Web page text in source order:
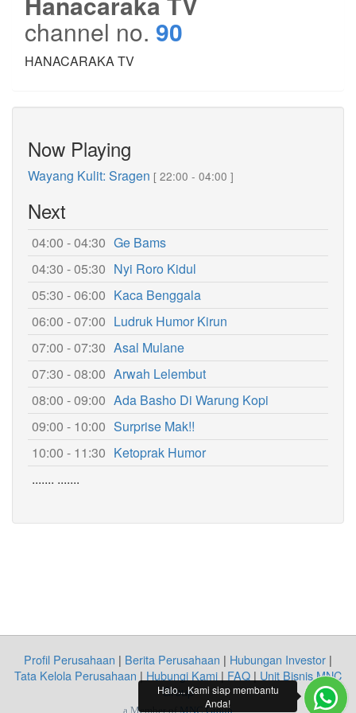
channel no. 90
HANACARAKA TV
Now Playing
Wayang Kulit: Sragen [ 22:00 - 04:00 ]
Next
04:00 - 04:30 Ge Bams
04:30 - 05:30 Nyi Roro Kidul
05:30 - 06:00 Kaca Benggala
06:00 - 07:00 Ludruk Humor Kirun
07:00 - 07:30 Asal Mulane
07:30 - 08:00 Arwah Lelembut
08:00 - 09:00 Ada Basho Di Warung Kopi
09:00 - 10:00 Surprise Mak!!
10:00 - 11:30 Ketoprak Humor
....... .......
Profil Perusahaan | Berita Perusahaan | Hubungan Investor |
Tata Kelola Perusahaan | Hubungi Kami | FAQ | Unit Bisnis MNC
Group
a Member ofMNC Group
Halo... Kami siap membantu
Anda!